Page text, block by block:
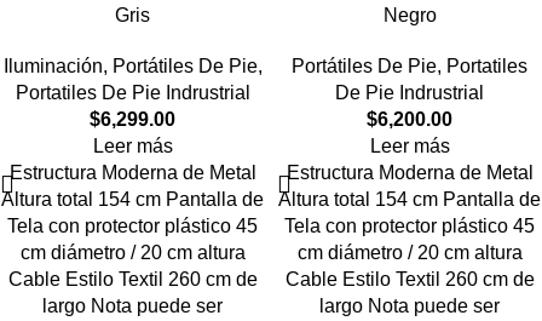
Gris
Iluminación, Portátiles De Pie,
Portatiles De Pie Indrustrial
$6,299.00
Leer más
Estructura Moderna de Metal
Altura total 154 cm Pantalla de
Tela con protector plástico 45
cm diámetro / 20 cm altura
Cable Estilo Textil 260 cm de
largo Nota puede ser
Negro
Portátiles De Pie, Portatiles
De Pie Indrustrial
$6,200.00
Leer más
Estructura Moderna de Metal
Altura total 154 cm Pantalla de
Tela con protector plástico 45
cm diámetro / 20 cm altura
Cable Estilo Textil 260 cm de
largo Nota puede ser